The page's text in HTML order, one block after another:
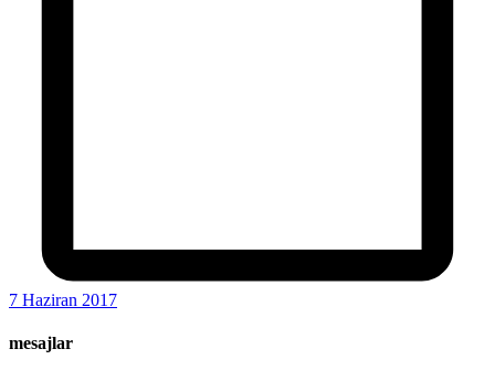
7 Haziran 2017
mesajlar